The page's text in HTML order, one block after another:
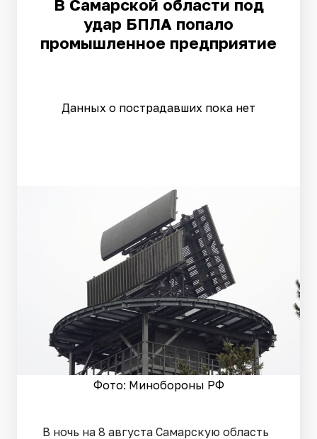
В Самарской области под
удар БПЛА попало
промышленное предприятие
Данных о пострадавших пока нет
Фото: Минобороны РФ
В ночь на 8 августа Самарскую область